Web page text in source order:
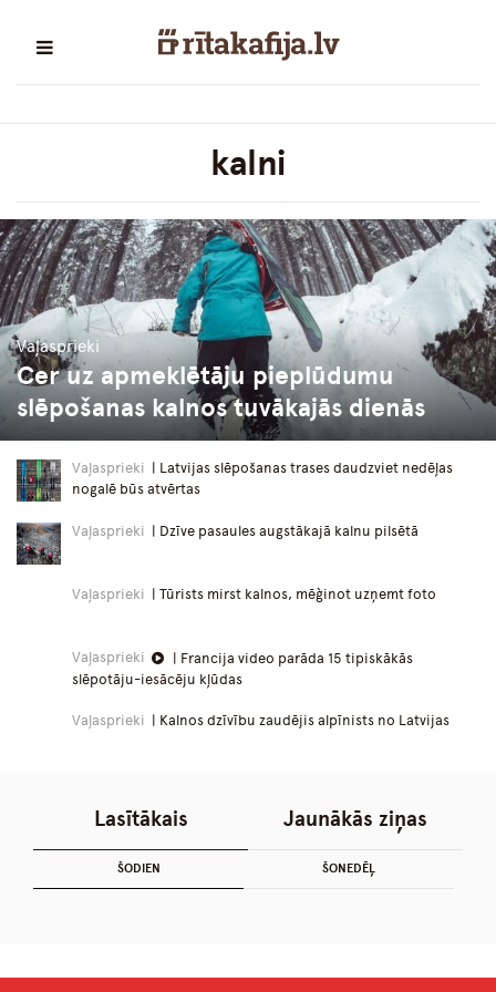
kalni
Vaļasprieki
Cer uz apmeklētāju pieplūdumu
slēpošanas kalnos tuvākajās dienās
Vaļasprieki | Latvijas slēpošanas trases daudzviet nedēļas
nogalē būs atvērtas
Vaļasprieki | Dzīve pasaules augstākajā kalnu pilsētā
Vaļasprieki | Tūrists mirst kalnos, mēģinot uzņemt foto
Vaļasprieki
| Francija video parāda 15 tipiskākās
slēpotāju-iesācēju kļūdas
Vaļasprieki | Kalnos dzīvību zaudējis alpīnists no Latvijas
Lasītākais
ŠODIEN ŠONEDĒĻ
Jaunākās ziņas